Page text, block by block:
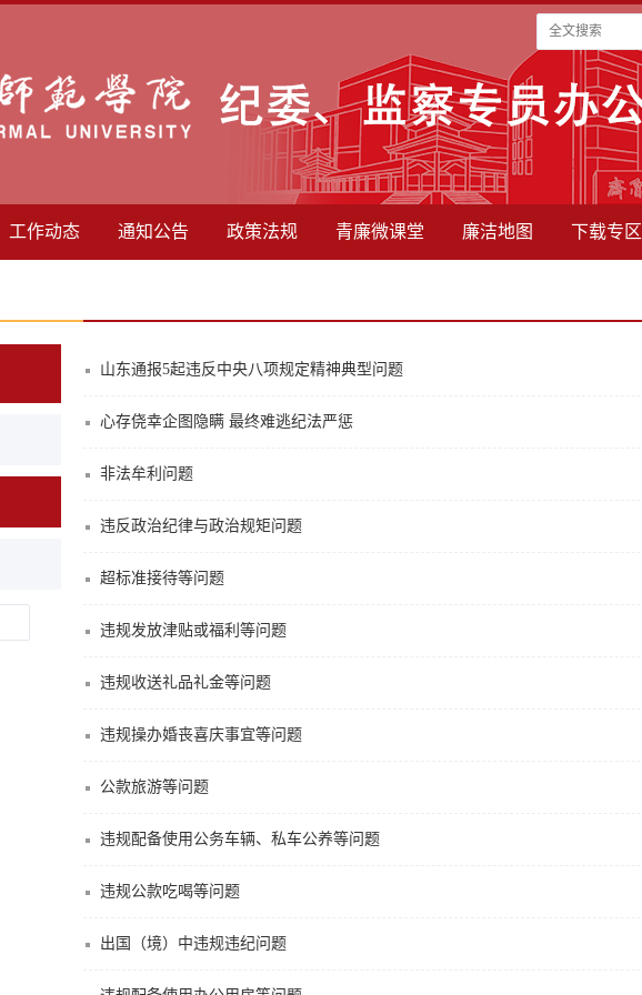
工作动态 通知公告 政策法规 青廉微课堂 廉洁地图 下载专区
山东通报5起违反中央八项规定精神典型问题
心存侥幸企图隐瞒 最终难逃纪法严惩
非法牟利问题
违反政治纪律与政治规矩问题
超标准接待等问题
违规发放津贴或福利等问题
违规收送礼品礼金等问题
违规操办婚丧喜庆事宜等问题
公款旅游等问题
违规配备使用公务车辆、私车公养等问题
违规公款吃喝等问题
出国（境）中违规违纪问题